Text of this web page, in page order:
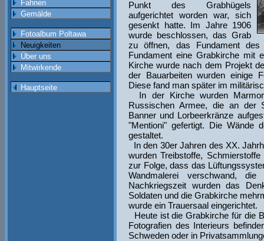
Fahnen
Gemälde
Fotoalbum Poltawa
Neuigkeiten
Über uns
Mitwirkende
Hauptseite
Punkt des Grabhügels
aufgerichtet worden war, sich
gesenkt hatte. Im Jahre 1906
wurde beschlossen, das Grab
zu öffnen, das Fundament
Fundament eine Grabkirche mit
Kirche wurde nach dem Projekt
der Bauarbeiten wurden einige
Diese fand man später im
In der Kirche wurden
Russischen Armee, die an der
Banner und Lorbeerkränze
"Mentioni" gefertigt. Die Wände
gestaltet.
In den 30er Jahren des XX.
wurden Treibstoffe,
zur Folge, dass das
Wandmalerei verschwand,
Nachkriegszeit wurden das
Soldaten und die Grabkirche
wurde ein Trauersaal eingerichtet.
Heute ist die Grabkirche für die
Fotografien des Interieurs
Schweden oder in